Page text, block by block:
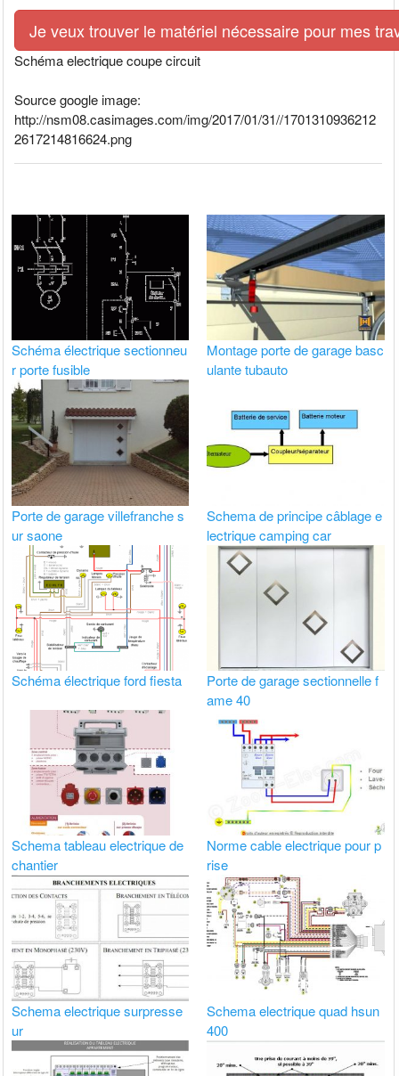
Je veux trouver le matériel nécessaire pour mes
Schéma electrique coupe circuit
Source google image:
http://nsm08.casimages.com/img/2017/01/31//1701310936212
2617214816624.png
Schéma électrique sectionneu
r porte fusible
Montage porte de garage basc
ulante tubauto
Porte de garage villefranche s
ur saone
Schema de principe câblage e
lectrique camping car
Schéma électrique ford fiesta
Porte de garage sectionnelle f
ame 40
Schema tableau electrique de
chantier
Norme cable electrique pour p
rise
Schema electrique surpresse
ur
Schema electrique quad hsun
400